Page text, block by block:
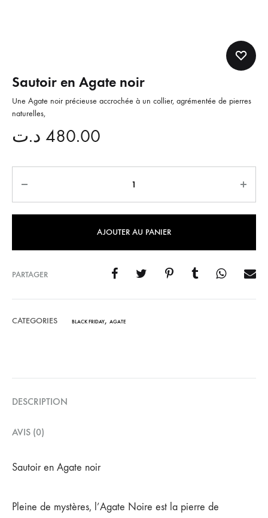
Sautoir en Agate noir
Une Agate noir précieuse accrochée à un collier, agrémentée de pierres
naturelles,
480.00 د.ت
AJOUTER AU PANIER
PARTAGER
CATEGORIES BLACK FRIDAY, AGATE
DESCRIPTION
AVIS (0)
Sautoir en Agate noir
Pleine de mystères, l’Agate Noire est la pierre de